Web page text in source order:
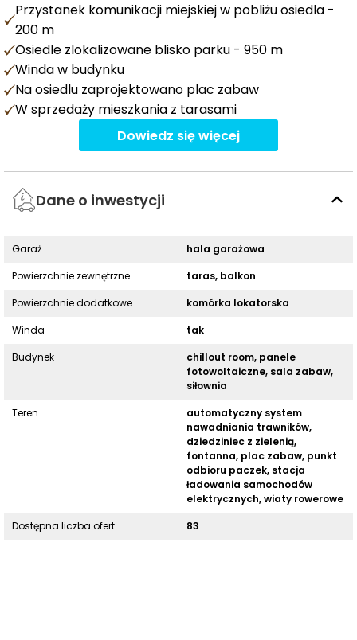
Przystanek komunikacji miejskiej w pobliżu osiedla -
200 m
Osiedle zlokalizowane blisko parku - 950 m
Winda w budynku
Na osiedlu zaprojektowano plac zabaw
W sprzedaży mieszkania z tarasami
Dowiedz się więcej
Dane o inwestycji
Garaż
hala garażowa
Powierzchnie zewnętrzne
taras, balkon
Powierzchnie dodatkowe
komórka lokatorska
Winda
tak
Budynek
chillout room, panele
fotowoltaiczne, sala zabaw,
siłownia
Teren
automatyczny system
nawadniania trawników,
dziedziniec z zielenią,
fontanna, plac zabaw, punkt
odbioru paczek, stacja
ładowania samochodów
elektrycznych, wiaty rowerowe
Dostępna liczba ofert
83